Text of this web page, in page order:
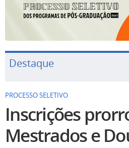
Destaque
PROCESSO SELETIVO
Inscrições
Mestrados e